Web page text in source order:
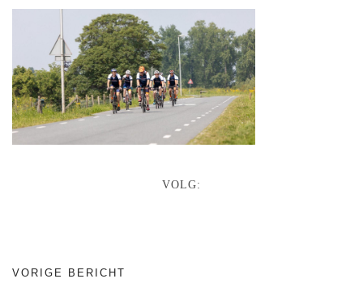
VOLG:
VORIGE BERICHT